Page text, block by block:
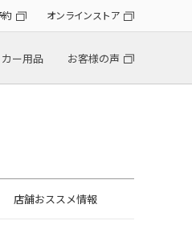
約 オンラインストア
カー用品 お客様の声
店舗おススメ情報